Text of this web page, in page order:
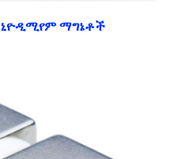
ማግኔቶች